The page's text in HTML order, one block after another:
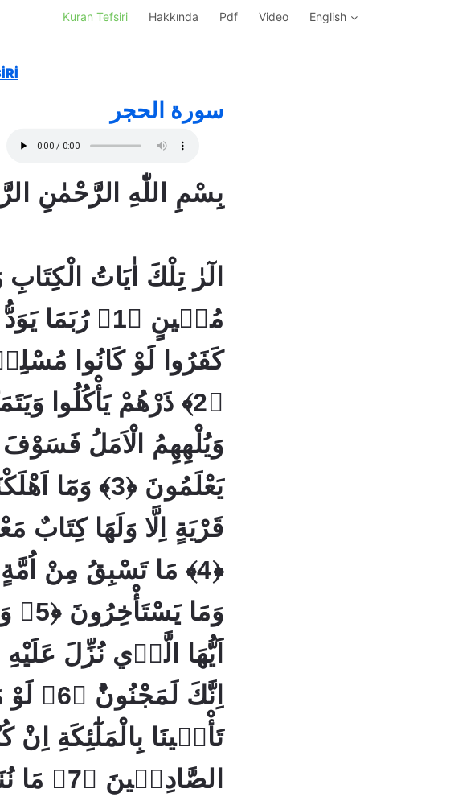
Kuran Tefsiri Hakkında Pdf Video English
سورة الحجر
بِسْمِ اللّٰهِ الرَّحْمٰنِ
الٓرٰ تِلْكَ اٰيَاتُ
مُبٖينٍ ﴿1﴾
كَفَرُوا لَوْ كَانُوا
﴿2﴾ ذَرْهُمْ يَأْكُلُوا
وَيُلْهِهِمُ الْاَمَلُ فَسَوْفَ
يَعْلَمُونَ ﴿3﴾ وَمَٓا
قَرْيَةٍ اِلَّا وَلَهَا كِتَابٌ
﴿4﴾ مَا تَسْبِقُ مِنْ اُمَّةٍ
وَمَا
اَيُّهَا الَّذٖي نُزِّلَ عَلَيْهِ
اِنَّكَ لَمَجْنُونٌؕ
تَأْتٖينَا بِالْمَلٰٓئِكَةِ
الصَّادِقٖينَ